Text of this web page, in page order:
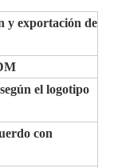
y exportación de
el logotipo
con